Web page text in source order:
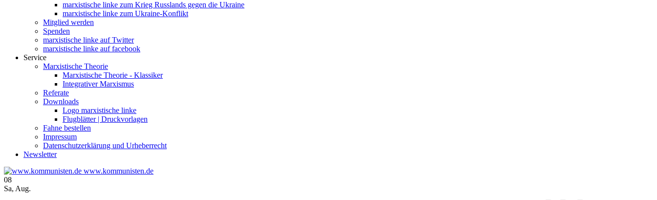
marxistische linke zum Krieg Russlands gegen die Ukraine
marxistische linke zum Ukraine-Konflikt
Mitglied werden
Spenden
marxistische linke auf Twitter
marxistische linke auf facebook
Service
Marxistische Theorie
Marxistische Theorie - Klassiker
Integrativer Marxismus
Referate
Downloads
Logo marxistische linke
Flugblätter | Druckvorlagen
Fahne bestellen
Impressum
Datenschutzerklärung und Urheberrecht
Newsletter
www.kommunisten.de
08
Sa, Aug.